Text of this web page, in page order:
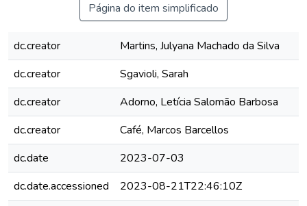
Página do item simplificado
dc.creator
Martins, Julyana Machado da Silva
dc.creator
Sgavioli, Sarah
dc.creator
Adorno, Letícia Salomão Barbosa
dc.creator
Café, Marcos Barcellos
dc.date
2023-07-03
dc.date.accessioned
2023-08-21T22:46:10Z